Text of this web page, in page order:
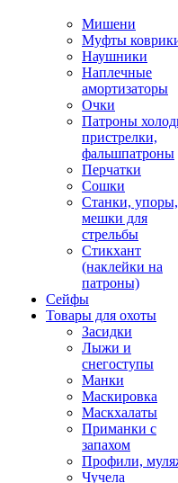
Мишени
Муфты
Наушники
Наплечные
амортизаторы
Очки
Патроны
пристрелки,
фальшпатроны
Перчатки
Сошки
Станки, упоры,
мешки для
стрельбы
Стикхант
(наклейки на
патроны)
Сейфы
Товары для охоты
Засидки
Лыжи и
снегоступы
Манки
Маскировка
Маскхалаты
Приманки с
запахом
Профили,
Чучела